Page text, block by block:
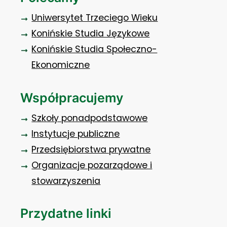
Uniwersytet Trzeciego Wieku
Konińskie Studia Językowe
Konińskie Studia Społeczno-
Ekonomiczne
Współpracujemy
Szkoły ponadpodstawowe
Instytucje publiczne
Przedsiębiorstwa prywatne
Organizacje pozarządowe i
stowarzyszenia
Przydatne linki